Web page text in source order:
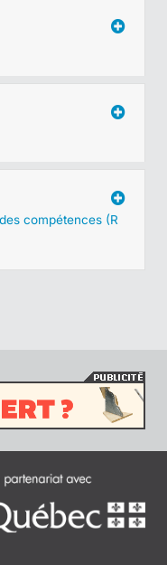
compétences (R